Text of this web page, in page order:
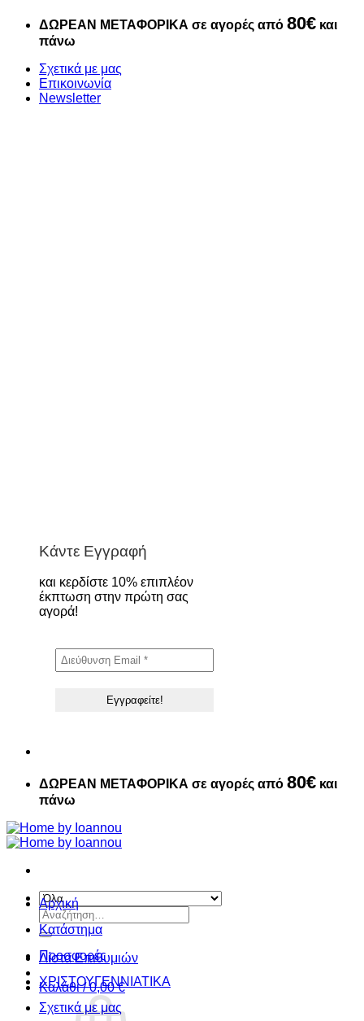
Μετάβαση
περιεχόμενο
ΔΩΡΕΑΝ ΜΕΤΑΦΟΡΙΚΑ σε αγορές από 80€ και
πάνω
Σχετικά με μας
Επικοινωνία
Newsletter
Κάντε Εγγραφή
και κερδίστε 10% επιπλέον
έκπτωση στην πρώτη σας
αγορά!
ΔΩΡΕΑΝ ΜΕΤΑΦΟΡΙΚΑ σε αγορές από 80€ και
πάνω
Αναζήτηση
για:
Λίστα Επιθυμιών
Καλάθι /0,00€
Αρχική
Κατάστημα
Προσφορές
ΧΡΙΣΤΟΥΓΕΝΝIATIKA
Σχετικά με μας